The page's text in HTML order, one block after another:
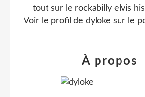
tout sur le rockabilly elvis
Voir le profil de dyloke sur le
À propos